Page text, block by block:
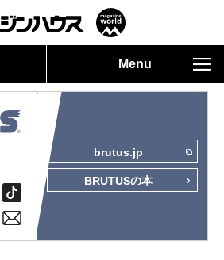
Menu
brutus.jp
BRUTUSの本